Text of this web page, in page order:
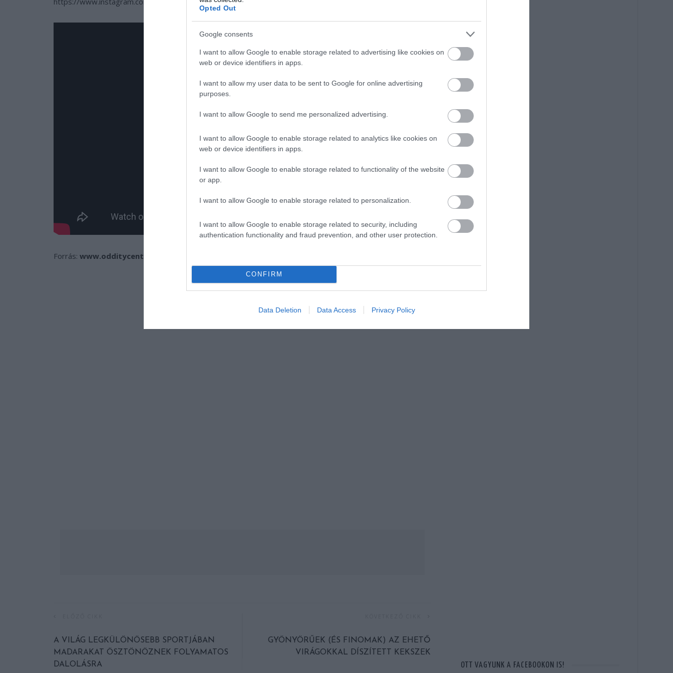
Opted Out
Google consents
I want to allow Google to enable storage related to advertising like cookies on
web or device identifiers in apps.
I want to allow my user data to be sent to Google for online advertising
purposes.
I want to allow Google to send me personalized advertising.
I want to allow Google to enable storage related to analytics like cookies on
web or device identifiers in apps.
I want to allow Google to enable storage related to functionality of the website
or app.
I want to allow Google to enable storage related to personalization.
I want to allow Google to enable storage related to security, including
authentication functionality and fraud prevention, and other user protection.
CONFIRM
Data Deletion Data Access Privacy Policy
Forrás: www.odditycentral.com
A VILÁG LEGKÜLÖNÖSEBB SPORTJÁBAN
MADARAKAT ÖSZTÖNÖZNEK FOLYAMATOS
DALOLÁSRA
GYÖNYÖRŰEK (ÉS FINOMAK) AZ EHETŐ
VIRÁGOKKAL DÍSZÍTETT KEKSZEK
OTT VAGYUNK A FACEBOOKON IS!